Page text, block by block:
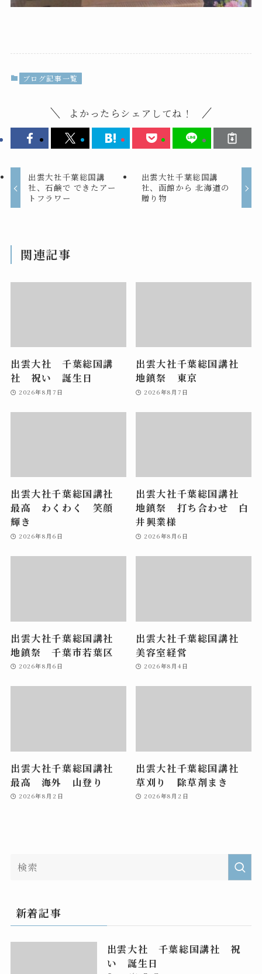
ブログ記事一覧
よかったらシェアしてね！
出雲大社千葉総国講
社、石鹸で できたアー
トフラワー
出雲大社千葉総国講
社、函館から 北海道の
贈り物
関連記事
出雲大社 千葉総国講
社 祝い 誕生日
2026年8月7日
出雲大社千葉総国講社
地鎮祭 東京
2026年8月7日
出雲大社千葉総国講社
最高 わくわく 笑顔
輝き
2026年8月6日
出雲大社千葉総国講社
地鎮祭 打ち合わせ 白
井興業様
2026年8月6日
出雲大社千葉総国講社
地鎮祭 千葉市若葉区
2026年8月6日
出雲大社千葉総国講社
美容室経営
2026年8月4日
出雲大社千葉総国講社
最高 海外 山登り
2026年8月2日
出雲大社千葉総国講社
草刈り 除草剤まき
2026年8月2日
新着記事
出雲大社 千葉総国講社 祝
い 誕生日